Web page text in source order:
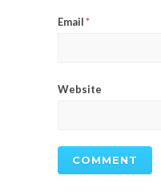
Email*
Website